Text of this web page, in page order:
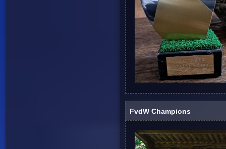
FvdW Champions